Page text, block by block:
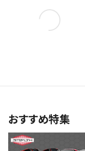
おすすめ特集